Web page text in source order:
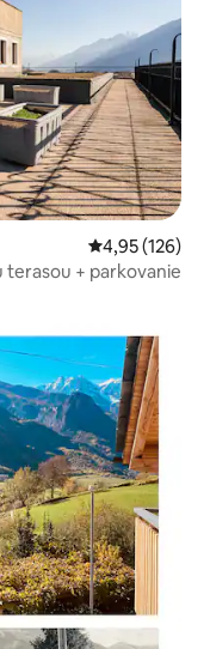
Priemerné
4,95 (126)
+ parkovanie